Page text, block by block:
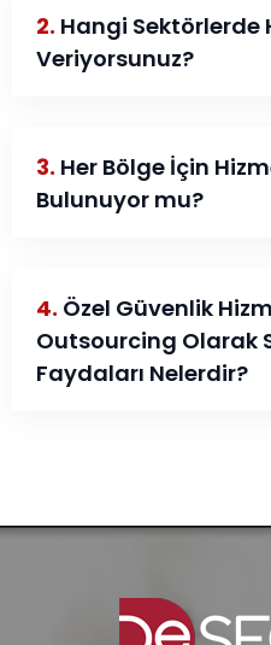
2. Hangi Sektörlerde
Veriyorsunuz?
3. Her Bölge İçin
Bulunuyor mu?
4. Özel Güvenlik
Outsourcing Olarak
Faydaları Nelerdir?